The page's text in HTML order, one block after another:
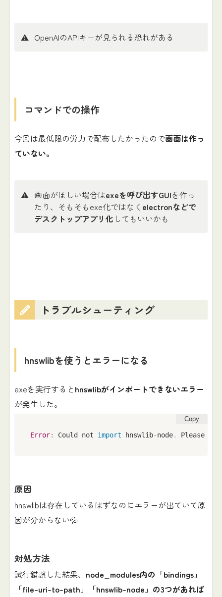
⚠️ OpenAIのAPIキーが見られる恐れがある
コマンドでの操作
今回は最低限の労力で配布したかったので画面は作っ
ていない。
⚠️ 画面がほしい場合はexeを呼び出すGUIを作っ
たり、そもそもexe化ではなく electronなどで
デスクトップアプリ化 してもいいかも
トラブルシューティング
hnswlibを使うとエラーになる
exeを実行するとhnswlibがインポートできないエラー
が発生した。
Copy
Error: Could not import hnswlib-node. Please
原因
hnswlibは存在しているはずなのにエラーが出ていて原
因が分からない💦
対処方法
試行錯誤した結果、 node_modules内の「bindings」
「file-uri-to-path」「hnswlib-node」の3つがあれば